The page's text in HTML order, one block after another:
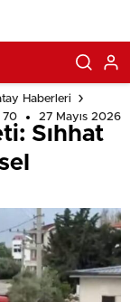
Haberleri
70
27 Mayıs 2026
Sıhhat